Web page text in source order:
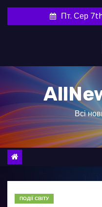
и
о
в
Пт. Сер
Всі
ПОДІЇ СВІТУ